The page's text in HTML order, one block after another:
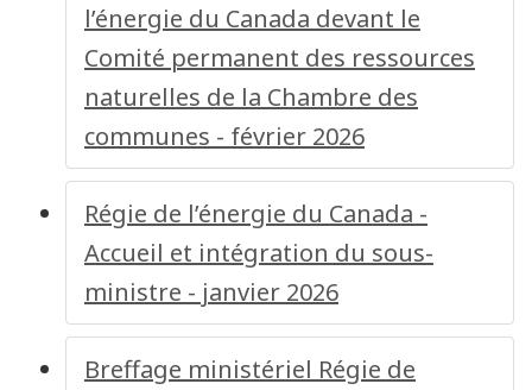
l’énergie du Canada devant le
Comité permanent des ressources
naturelles de la Chambre des
communes - février 2026
Régie de l’énergie du Canada -
Accueil et intégration du sous-
ministre - janvier 2026
Breffage ministériel Régie de